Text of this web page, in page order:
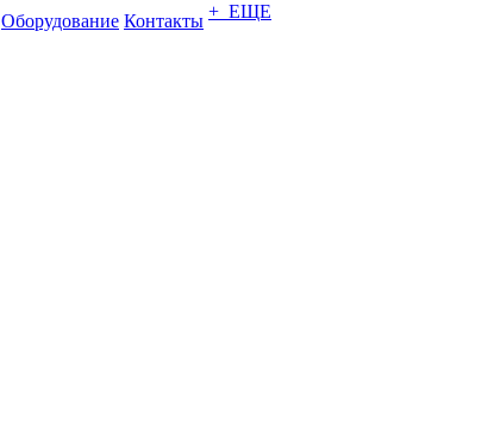
Оборудование Контакты + ЕЩЕ